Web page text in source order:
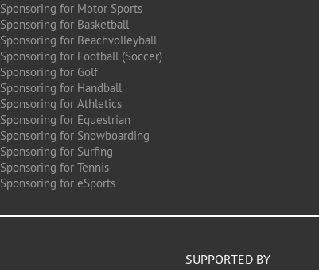
Sponsoring for Motor Sports
Sponsoring for Basketball
Sponsoring for Beachvolleyball
Sponsoring for Football (Soccer)
Sponsoring for Golf
Sponsoring for Handball
Sponsoring for Athletics
Sponsoring for Equestrian
Sponsoring for Snowboarding
Sponsoring for Surfing
Sponsoring for Tennis
Sponsoring for eSports
SUPPORTED BY